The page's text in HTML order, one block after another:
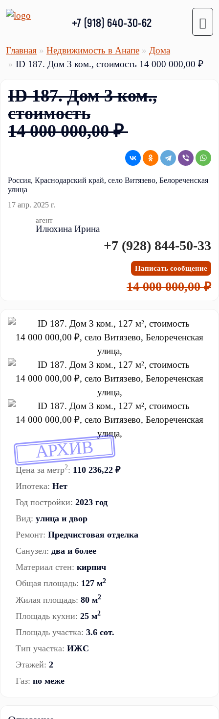
+7 (918) 640-30-62
Главная Недвижимость в Анапе
Дома
ID 187. Дом 3 ком., стоимость 14 000 000,00 ₽
ID 187. Дом 3 ком.,
стоимость
14 000 000,00 ₽
Россия, Краснодарский край, село Витязево, Белореченская
улица
17 апр. 2025 г.
агент
Илюхина Ирина
+7 (928) 844-50-33
Написать сообщение
14 000 000,00 ₽
АРХИВ
Цена за метр2: 110 236,22 ₽
Ипотека: Нет
Год постройки: 2023 год
Вид: улица и двор
Ремонт: Предчистовая отделка
Санузел: два и более
Материал стен: кирпич
Общая площадь: 127 м2
Жилая площадь: 80 м2
Площадь кухни: 25 м2
Площадь участка: 3.6 сот.
Тип участка: ИЖС
Этажей: 2
Газ: по меже